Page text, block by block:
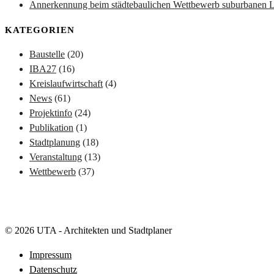
Annerkennung beim städtebaulichen Wettbewerb suburbanen
KATEGORIEN
Baustelle (20)
IBA27 (16)
Kreislaufwirtschaft (4)
News (61)
Projektinfo (24)
Publikation (1)
Stadtplanung (18)
Veranstaltung (13)
Wettbewerb (37)
© 2026 UTA - Architekten und Stadtplaner
Impressum
Datenschutz